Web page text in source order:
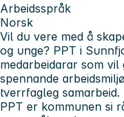
Arbeidsspråk
Norsk
Vil du vere med å
og unge? PPT i
medarbeidarar som
spennande
tverrfagleg samarbeid.
PPT er kommunen si